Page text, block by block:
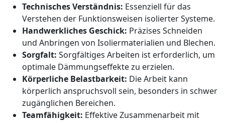
Technisches Verständnis: Essenziell für das
Verstehen der Funktionsweisen isolierter Systeme.
Handwerkliches Geschick: Präzises Schneiden
und Anbringen von Isoliermaterialien und Blechen.
Sorgfalt: Sorgfältiges Arbeiten ist erforderlich, um
optimale Dämmungseffekte zu erzielen.
Körperliche Belastbarkeit: Die Arbeit kann
körperlich anspruchsvoll sein, besonders in schwer
zugänglichen Bereichen.
Teamfähigkeit: Effektive Zusammenarbeit mit